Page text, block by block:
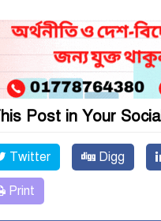
Post in Your
Twitter Digg
Print